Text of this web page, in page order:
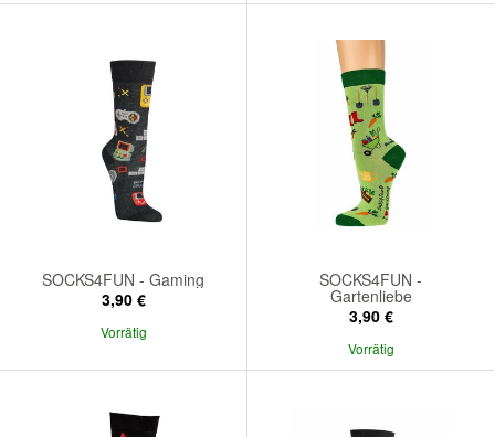
SOCKS4FUN - Gaming
3,90 €
Vorrätig
SOCKS4FUN -
Gartenliebe
3,90 €
Vorrätig